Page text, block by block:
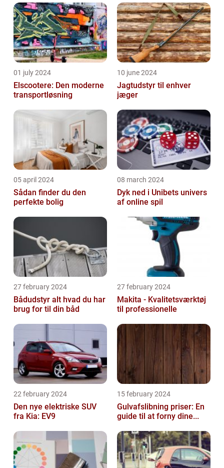
01 july 2024
Elscootere: Den moderne
transportløsning
10 june 2024
Jagtudstyr til enhver
jæger
05 april 2024
Sådan finder du den
perfekte bolig
08 march 2024
Dyk ned i Unibets univers
af online spil
27 february 2024
Bådudstyr alt hvad du har
brug for til din båd
27 february 2024
Makita - Kvalitetsværktøj
til professionelle
22 february 2024
Den nye elektriske SUV
fra Kia: EV9
15 february 2024
Gulvafslibning priser: En
guide til at forny dine...